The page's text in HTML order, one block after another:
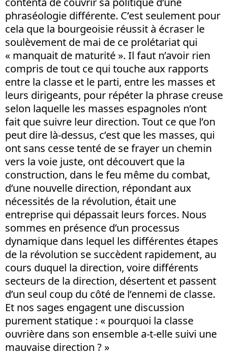
phraséologie différente. C’est seulement pour
cela que la bourgeoisie réussit à écraser le
soulèvement de mai de ce prolétariat qui
« manquait de maturité ». Il faut n’avoir rien
compris de tout ce qui touche aux rapports
entre la classe et le parti, entre les masses et
leurs dirigeants, pour répéter la phrase creuse
selon laquelle les masses espagnoles n’ont
fait que suivre leur direction. Tout ce que l’on
peut dire là-dessus, c’est que les masses, qui
ont sans cesse tenté de se frayer un chemin
vers la voie juste, ont découvert que la
construction, dans le feu même du combat,
d’une nouvelle direction, répondant aux
nécessités de la révolution, était une
entreprise qui dépassait leurs forces. Nous
sommes en présence d’un processus
dynamique dans lequel les différentes étapes
de la révolution se succèdent rapidement, au
cours duquel la direction, voire différents
secteurs de la direction, désertent et passent
d’un seul coup du côté de l’ennemi de classe.
Et nos sages engagent une discussion
purement statique : « pourquoi la classe
ouvrière dans son ensemble a-t-elle suivi une
mauvaise direction ? »